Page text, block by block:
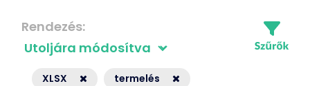
Rendezés
XLSX termelés